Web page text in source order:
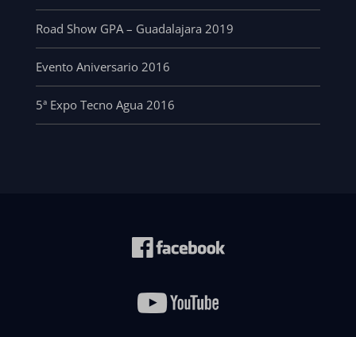
Road Show GPA – Guadalajara 2019
Evento Aniversario 2016
5ª Expo Tecno Agua 2016